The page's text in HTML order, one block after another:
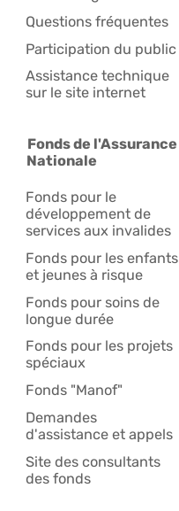
Questions fréquentes
Participation du public
Assistance technique
sur le site internet
Fonds de l'Assurance
Nationale
Fonds pour le
développement de
services aux invalides
Fonds pour les enfants
et jeunes à risque
Fonds pour soins de
longue durée
Fonds pour les projets
spéciaux
Fonds "Manof"
Demandes
d'assistance et appels
Site des consultants
des fonds